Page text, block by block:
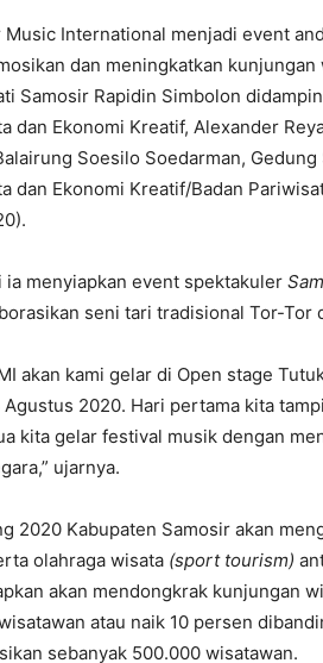
Music International menjadi event
dan meningkatkan kunjungan
Samosir Rapidin Simbolon
dan Ekonomi Kreatif, Alexander
Soesilo Soedarman,
dan Ekonomi Kreatif/Badan
ia menyiapkan event spektakuler
seni tari tradisional Tor-Tor
akan kami gelar di Open stage
Agustus 2020. Hari pertama kita
kita gelar festival musik dengan
ujarnya.
2020 Kabupaten Samosir akan
olahraga wisata (sport tourism)
akan mendongkrak kunjungan
atau naik 10 persen
sebanyak 500.000 wisatawan.